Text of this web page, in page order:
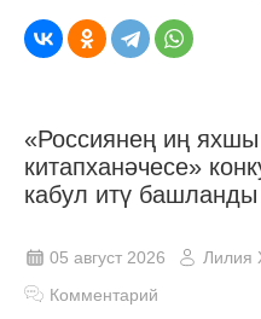
«Россиянең иң
китапханәчесе»
кабул итү башланды
05 август 2026
Комментарий